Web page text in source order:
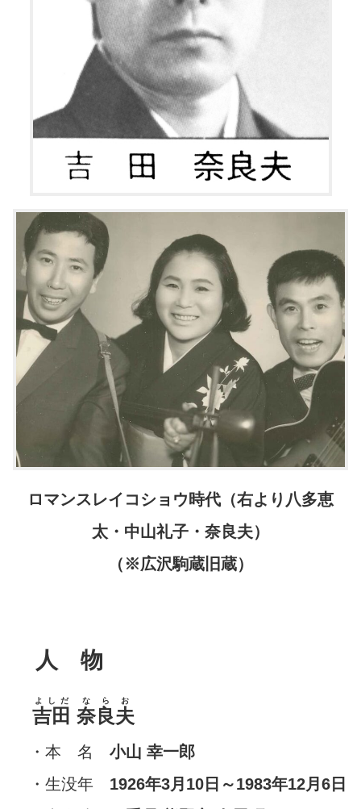
ロマンスレイコショウ時代（右より八多恵
太・中山礼子・奈良夫）
（※広沢駒蔵旧蔵）
人 物
吉田
よしだ
奈良夫
ならお
・本 名 小山 幸一郎
・生没年 1926年3月10日～1983年12月6日